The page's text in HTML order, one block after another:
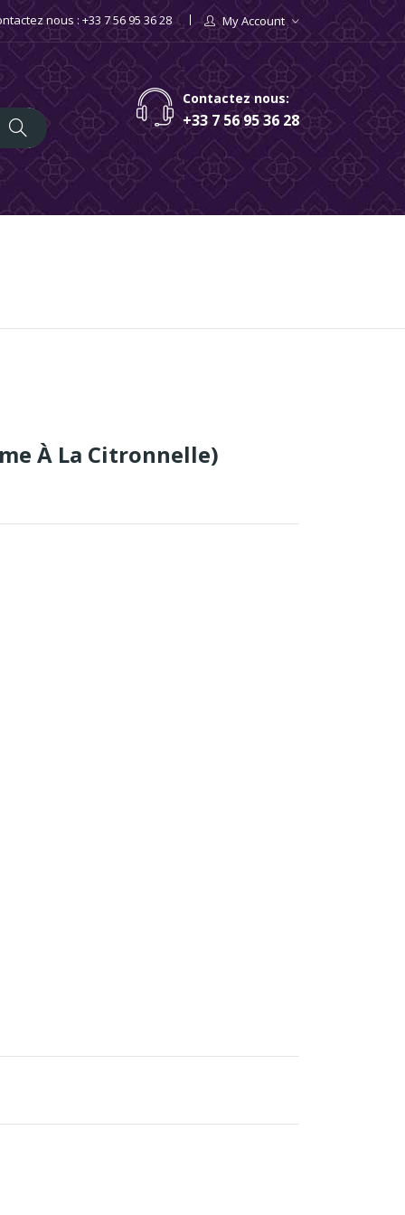
×
×
×
My Account
nous : +33 7 56 95 36 28
Contactez nous:
+33 7 56 95 36 28
À La Citronnelle)